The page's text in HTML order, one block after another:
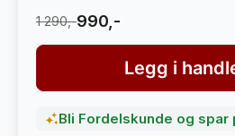
1 290,-990,-
Legg i
Bli Fordelskunde og spar